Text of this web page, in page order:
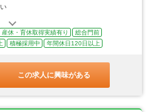
産休・育休取得実績有り
総合門前
積極採用中 年間休日120日以上
この求人に興味がある